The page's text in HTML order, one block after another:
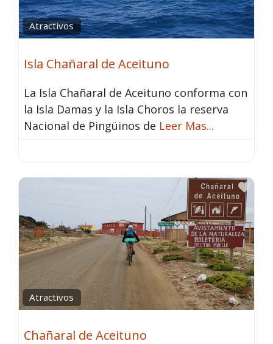
Atractivos
Isla Chañaral de Aceituno
La Isla Chañaral de Aceituno conforma con
la Isla Damas y la Isla Choros la reserva
Nacional de Pingüinos de Leer Mas...
Atractivos
Chañaral de Aceituno